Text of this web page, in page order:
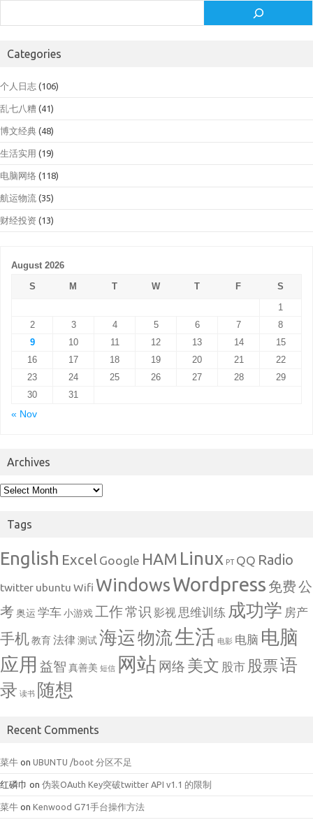
Categories
个人日志 (106)
乱七八糟 (41)
博文经典 (48)
生活实用 (19)
电脑网络 (118)
航运物流 (35)
财经投资 (13)
August 2026
S
M T W T F
S
1
2
3 4 5 6 7
8
9
10 11 12 13 14
15
16
17 18 19 20 21
22
23
24 25 26 27 28
29
30
31
« Nov
Archives
Archives
Tags
English Excel Google HAM Linux PT QQ Radio
twitter ubuntu Wifi WindowsWordpress 免费公
考奥运 学车小游戏 工作常识 影视 思维训练 成功学 房产
手机教育法律测试海运物流生活 电影 电脑 电脑
应用 益智 真善美 短信 网站 网络 美文 股市 股票语
录 读书 随想
Recent Comments
菜牛 on UBUNTU /boot 分区不足
红磷巾 on 伪装OAuth Key突破twitter API v1.1 的限制
菜牛 on Kenwood G71手台操作方法